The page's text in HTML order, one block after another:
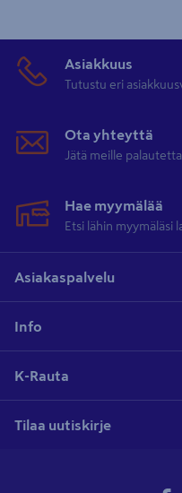
Asiakkuus
Tutustu eri
Ota yhteyttä
Jätä meille
Hae myymälää
Etsi lähin myymäläsi
Asiakaspalvelu
Info
K-Rauta
Tilaa uutiskirje